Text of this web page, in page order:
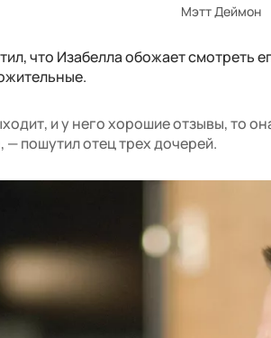
Мэтт Деймон
что Изабелла обожает смотреть
и у него хорошие отзывы, то
— пошутил отец трех дочерей.